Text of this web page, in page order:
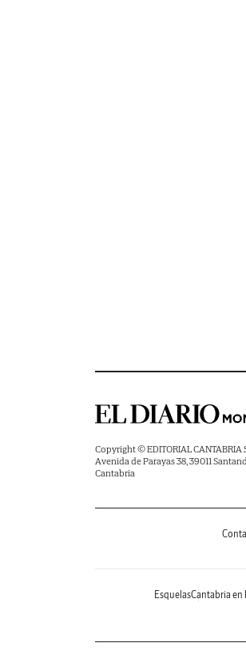
Copyright © EDITORIAL CANTABRIA
Avenida de Parayas 38, 39011
Cantabria
EsquelasCantabria en